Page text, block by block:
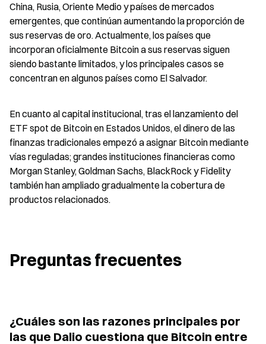
China, Rusia, Oriente Medio y países de mercados
emergentes, que continúan aumentando la proporción de
sus reservas de oro. Actualmente, los países que
incorporan oficialmente Bitcoin a sus reservas siguen
siendo bastante limitados, y los principales casos se
concentran en algunos países como El Salvador.
En cuanto al capital institucional, tras el lanzamiento del
ETF spot de Bitcoin en Estados Unidos, el dinero de las
finanzas tradicionales empezó a asignar Bitcoin mediante
vías reguladas; grandes instituciones financieras como
Morgan Stanley, Goldman Sachs, BlackRock y Fidelity
también han ampliado gradualmente la cobertura de
productos relacionados.
Preguntas frecuentes
¿Cuáles son las razones principales por
las que Dalio cuestiona que Bitcoin entre